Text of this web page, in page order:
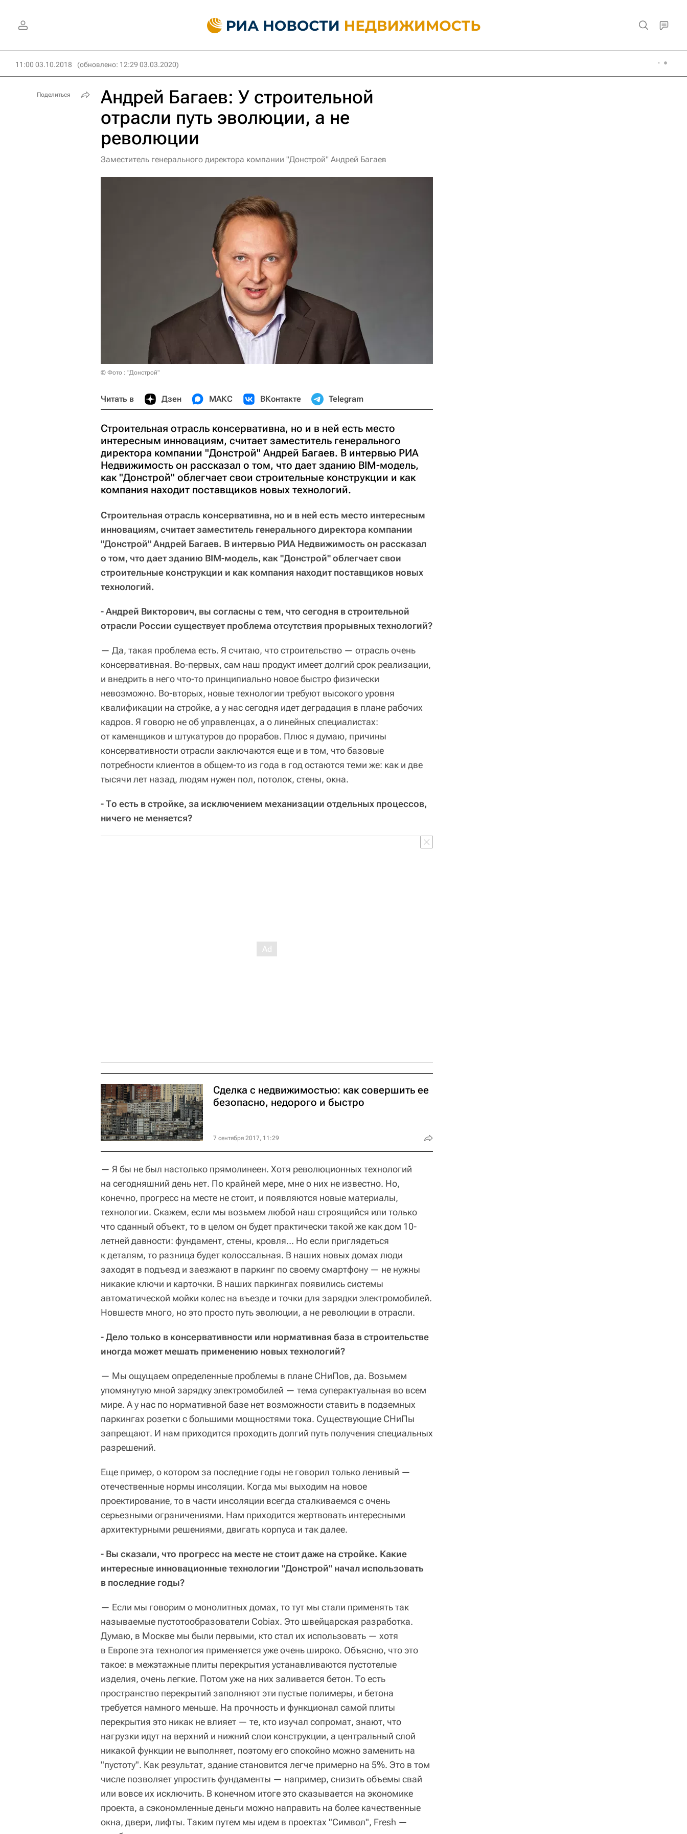
11:00 03.10.2018 (обновлено: 12:29 03.03.2020)
Андрей Багаев: У строительной
отрасли путь эволюции, а не
революции
Заместитель генерального директора компании "Донстрой" Андрей Багаев
© Фото : "Донстрой"
Читать в Дзен МАКС ВКонтакте Telegram
Строительная отрасль консервативна, но и в ней есть место
интересным инновациям, считает заместитель генерального
директора компании "Донстрой" Андрей Багаев. В интервью РИА
Недвижимость он рассказал о том, что дает зданию BIM-модель,
как "Донстрой" облегчает свои строительные конструкции и как
компания находит поставщиков новых технологий.
Строительная отрасль консервативна, но и в ней есть место интересным
инновациям, считает заместитель генерального директора компании
"Донстрой" Андрей Багаев. В интервью РИА Недвижимость он рассказал
о том, что дает зданию BIM-модель, как "Донстрой" облегчает свои
строительные конструкции и как компания находит поставщиков новых
технологий.
- Андрей Викторович, вы согласны с тем, что сегодня в строительной
отрасли России существует проблема отсутствия прорывных технологий?
— Да, такая проблема есть. Я считаю, что строительство — отрасль очень
консервативная. Во-первых, сам наш продукт имеет долгий срок реализации,
и внедрить в него что-то принципиально новое быстро физически
невозможно. Во-вторых, новые технологии требуют высокого уровня
квалификации на стройке, а у нас сегодня идет деградация в плане рабочих
кадров. Я говорю не об управленцах, а о линейных специалистах:
от каменщиков и штукатуров до прорабов. Плюс я думаю, причины
консервативности отрасли заключаются еще и в том, что базовые
потребности клиентов в общем-то из года в год остаются теми же: как и две
тысячи лет назад, людям нужен пол, потолок, стены, окна.
- То есть в стройке, за исключением механизации отдельных процессов,
ничего не меняется?
Сделка с недвижимостью: как совершить ее
безопасно, недорого и быстро
7 сентября 2017, 11:29
— Я бы не был настолько прямолинеен. Хотя революционных технологий
на сегодняшний день нет. По крайней мере, мне о них не известно. Но,
конечно, прогресс на месте не стоит, и появляются новые материалы,
технологии. Скажем, если мы возьмем любой наш строящийся или только
что сданный объект, то в целом он будет практически такой же как дом 10-
летней давности: фундамент, стены, кровля… Но если приглядеться
к деталям, то разница будет колоссальная. В наших новых домах люди
заходят в подъезд и заезжают в паркинг по своему смартфону — не нужны
никакие ключи и карточки. В наших паркингах появились системы
автоматической мойки колес на въезде и точки для зарядки электромобилей.
Новшеств много, но это просто путь эволюции, а не революции в отрасли.
- Дело только в консервативности или нормативная база в строительстве
иногда может мешать применению новых технологий?
— Мы ощущаем определенные проблемы в плане СНиПов, да. Возьмем
упомянутую мной зарядку электромобилей — тема суперактуальная во всем
мире. А у нас по нормативной базе нет возможности ставить в подземных
паркингах розетки с большими мощностями тока. Существующие СНиПы
запрещают. И нам приходится проходить долгий путь получения специальных
разрешений.
Еще пример, о котором за последние годы не говорил только ленивый —
отечественные нормы инсоляции. Когда мы выходим на новое
проектирование, то в части инсоляции всегда сталкиваемся с очень
серьезными ограничениями. Нам приходится жертвовать интересными
архитектурными решениями, двигать корпуса и так далее.
- Вы сказали, что прогресс на месте не стоит даже на стройке. Какие
интересные инновационные технологии "Донстрой" начал использовать
в последние годы?
— Если мы говорим о монолитных домах, то тут мы стали применять так
называемые пустотообразователи Cobiax. Это швейцарская разработка.
Думаю, в Москве мы были первыми, кто стал их использовать — хотя
в Европе эта технология применяется уже очень широко. Объясню, что это
такое: в межэтажные плиты перекрытия устанавливаются пустотелые
изделия, очень легкие. Потом уже на них заливается бетон. То есть
пространство перекрытий заполняют эти пустые полимеры, и бетона
требуется намного меньше. На прочность и функционал самой плиты
перекрытия это никак не влияет — те, кто изучал сопромат, знают, что
нагрузки идут на верхний и нижний слои конструкции, а центральный слой
никакой функции не выполняет, поэтому его спокойно можно заменить на
"пустоту". Как результат, здание становится легче примерно на 5%. Это в том
числе позволяет упростить фундаменты — например, снизить объемы свай
или вовсе их исключить. В конечном итоге это сказывается на экономике
проекта, а сэкономленные деньги можно направить на более качественные
окна, двери, лифты. Таким путем мы идем в проектах "Символ", Fresh —
Поделиться